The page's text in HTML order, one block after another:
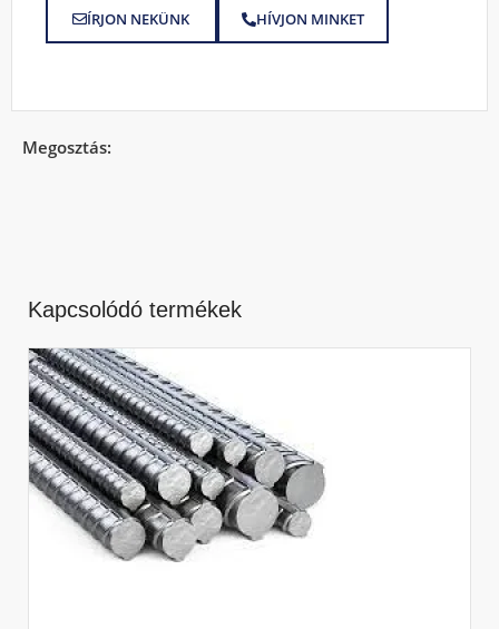
ÍRJON NEKÜNK HÍVJON MINKET
Megosztás:
Kapcsolódó termékek